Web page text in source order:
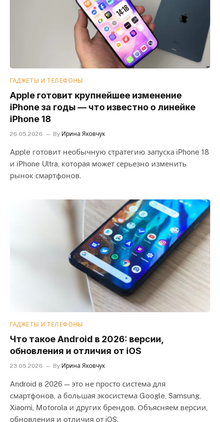
ГАДЖЕТЫ И ТЕЛЕФОНЫ
Apple готовит крупнейшее изменение
iPhone за годы — что известно о линейке
iPhone 18
26.05.2026 By Ирина Яковчук
Apple готовит необычную стратегию запуска iPhone 18
и iPhone Ultra, которая может серьезно изменить
рынок смартфонов.
ГАДЖЕТЫ И ТЕЛЕФОНЫ
Что такое Android в 2026: версии,
обновления и отличия от iOS
23.05.2026 By Ирина Яковчук
Android в 2026 — это не просто система для
смартфонов, а большая экосистема Google, Samsung,
Xiaomi, Motorola и других брендов. Объясняем версии,
обновления и отличия от iOS.